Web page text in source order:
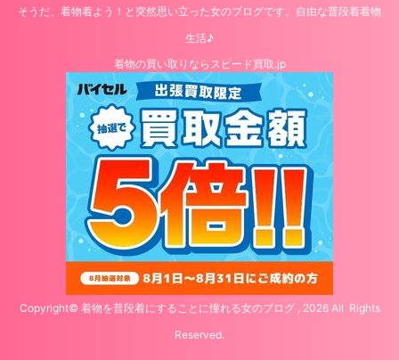
そうだ、着物着よう！と突然思い立った女のブログです。自由な普段着着物
生活♪
着物の買い取りならスピード買取.jp
Copyright© 着物を普段着にすることに憧れる女のブログ , 2026 All Rights
Reserved.